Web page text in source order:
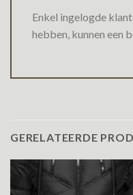
Enkel ingelogde
hebben, kunnen een
GERELATEERDE